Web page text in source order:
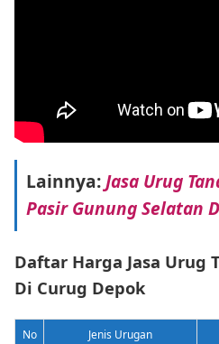
Lainnya:Jasa Urug
Pasir Gunung Selatan
Daftar Harga Jasa Urug
Di Curug Depok
No Jenis Urugan